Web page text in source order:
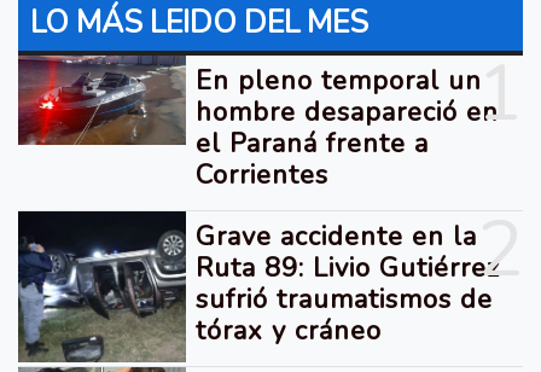
LO MÁS LEIDO DEL MES
1
En pleno temporal un
hombre desapareció en
el Paraná frente a
Corrientes
2
Grave accidente en la
Ruta 89: Livio Gutiérrez
sufrió traumatismos de
tórax y cráneo